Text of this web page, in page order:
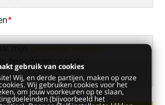
*
mijngegevens worden
benaderen voor de
gebruik van cookies
Wij, en derde partijen, maken op onze
Wij gebruiken cookies voor het
om jouw voorkeuren op te slaan,
(bijvoorbeeld het